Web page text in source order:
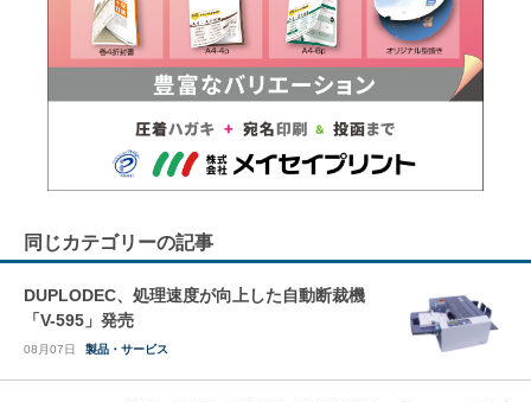
同じカテゴリーの記事
DUPLODEC、処理速度が向上した自動断裁機
「V-595」発売
08月07日 製品・サービス